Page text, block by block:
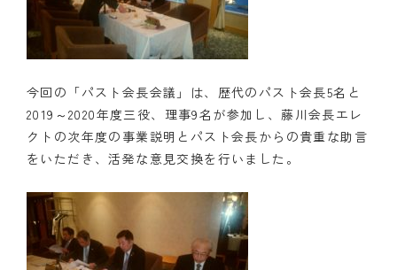
案内
例会場・事務局の案内
リンク集
情報公開
今回の「パスト会長会議」は、歴代のパスト会長5名と
2019～2020年度三役、理事9名が参加し、藤川会長エレ
クトの次年度の事業説明とパスト会長からの貴重な助言
をいただき、活発な意見交換を行いました。